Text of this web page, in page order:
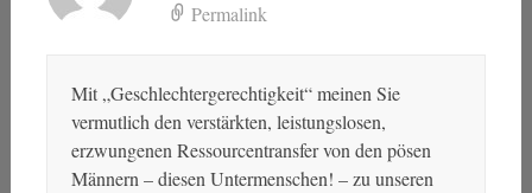
Permalink
Mit „Geschlechtergerechtigkeit“ meinen Sie
vermutlich den verstärkten, leistungslosen,
erzwungenen Ressourcentransfer von den pösen
Männern – diesen Untermenschen! – zu unseren